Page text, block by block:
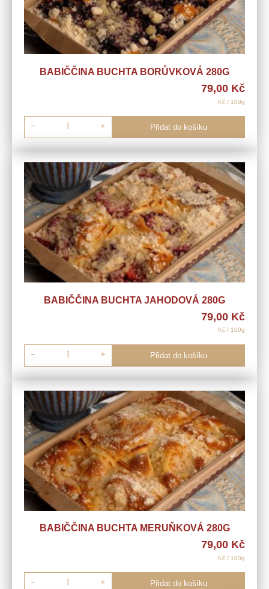
BABIČČINA BUCHTA BORŮVKOVÁ 280G
79,00 Kč
Kč / 100g
- + Přidat do košíku
BABIČČINA BUCHTA JAHODOVÁ 280G
79,00 Kč
Kč / 100g
- + Přidat do košíku
BABIČČINA BUCHTA MERUŇKOVÁ 280G
79,00 Kč
Kč / 100g
- + Přidat do košíku